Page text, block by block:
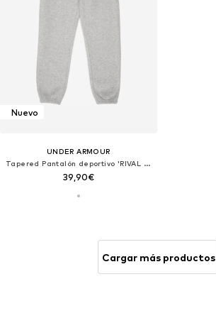
Nuevo
UNDER ARMOUR
Tapered Pantalón deportivo 'RIVAL FLEECE'
39,90€
Cargar más productos